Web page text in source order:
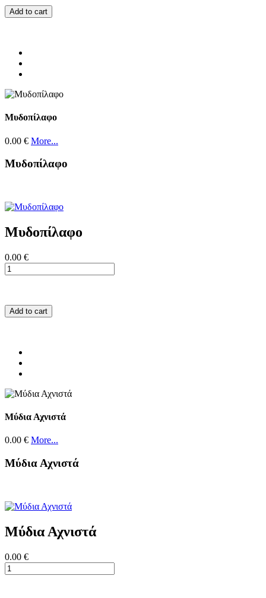
Add to cart
Μυδοπίλαφο
0.00 € More...
Μυδοπίλαφο
Μυδοπίλαφο
0.00 €
Add to cart
Μύδια Αχνιστά
0.00 € More...
Μύδια Αχνιστά
Μύδια Αχνιστά
0.00 €